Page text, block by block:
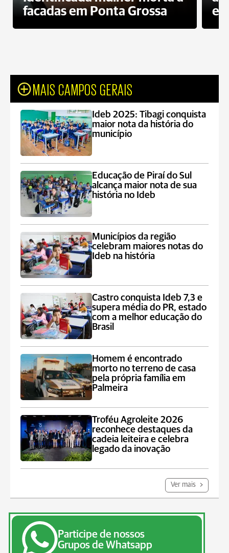
facadas em Ponta Grossa
MAIS CAMPOS GERAIS
Ideb 2025: Tibagi conquista
maior nota da história do
município
Educação de Piraí do Sul
alcança maior nota de sua
história no Ideb
Municípios da região
celebram maiores notas do
Ideb na história
Castro conquista Ideb 7,3 e
supera média do PR, estado
com a melhor educação do
Brasil
Homem é encontrado
morto no terreno de casa
pela própria família em
Palmeira
Troféu Agroleite 2026
reconhece destaques da
cadeia leiteira e celebra
legado da inovação
Ver mais
Participe de nossos
Grupos de Whatsapp